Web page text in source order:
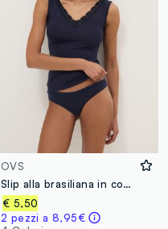
OVS
Slip alla brasiliana in cotone elasticizzato blu regular fit
€ 5,50
2 pezzi a 8,95€